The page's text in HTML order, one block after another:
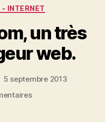
- INTERNET
un très
web.
5 septembre 2013
sur